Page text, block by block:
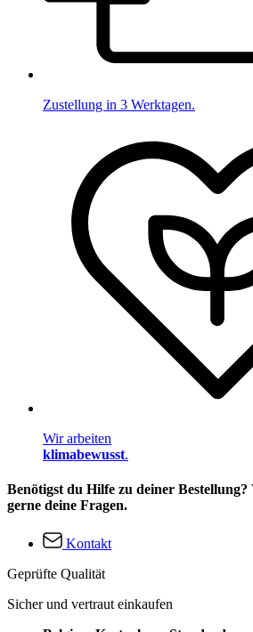
Zustellung in 3 Werktagen.
Wir arbeiten
klimabewusst.
Benötigst du Hilfe zu deiner
gerne deine Fragen.
Kontakt
Geprüfte Qualität
Sicher und vertraut einkaufen